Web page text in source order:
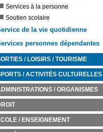
Services à la personne
Soutien scolaire
de la vie quotidienne
personnes dépendantes
/ LOISIRS / TOURISME
/ ACTIVITÉS CULTURELLES
/ ORGANISMES
/ ENSEIGNEMENT